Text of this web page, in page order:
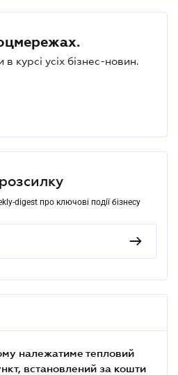
курсі усіх бізнес-новин.
digest про ключові події бізнесу
належатиме тепловий
встановлений за кошти